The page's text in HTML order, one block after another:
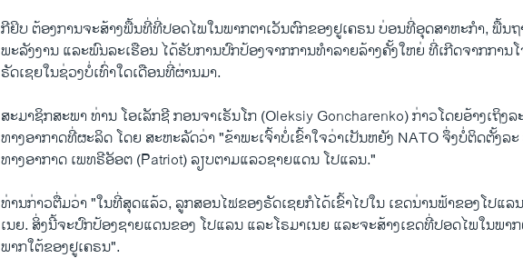
ກີຢິບ ຕ້ອງການຈະສ້າງພື້ນທີ່ທີ່ປອດໄພໃນພາກຕາເວັນຕົກຂອງຢູເຄຣນ ບ່ອນທີ່ອຸດສາຫະກໍາ, ພື້ນຖ
ພະລັງງານ ແລະພົນລະເຮືອນ ໄດ້ຮັບການປົກປ້ອງຈາກການທໍາລາຍລ້າງຄັ້ງໃຫຍ່ ທີ່ເກີດຈາກການ
ຣັດເຊຍໃນຊ່ວງບໍ່ເທົ່າໃດເດືອນທີ່ຜ່ານມາ.
ສະມາຊິກສະພາ ທ່ານ ໂອເລັກຊີ ກອນຈາເຣັນໂກ (Oleksiy Goncharenko) ກ່າວໂດຍອ້າງເຖິງ
ທາງອາກາດທີ່ຜະລິດ ໂດຍ ສະຫະລັດວ່າ "ຂ້າພະເຈົ້າບໍ່ເຂົ້າໃຈວ່າເປັນຫຍັງ NATO ຈຶ່ງບໍ່ຕິດຕັ້ງລ
ທາງອາກາດ ເພທຣີອັອຕ (Patriot) ລຽບຕາມແລວຊາຍແດນ ໂປແລນ."
ທ່ານກ່າວຕື່ມວ່າ "ໃນທີ່ສຸດແລ້ວ, ລູກສອນໄຟຂອງຣັດເຊຍ​ກໍໄດ້ເຂົ້າໄປໃນ ເຂດນ່ານຟ້າຂອງໂປແລ
ເນຍ. ສິ່ງນີ້ຈະປົກປ້ອງຊາຍແດນຂອງ ໂປແລນ ແລະໂຣມາເນຍ ແລະຈະສ້າງເຂດທີ່ປອດໄພໃນພາ
ພາກໃຕ້ຂອງຢູເຄຣນ".